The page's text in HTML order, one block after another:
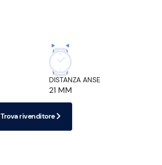
DISTANZA ANSE
21 MM
Trova rivenditore